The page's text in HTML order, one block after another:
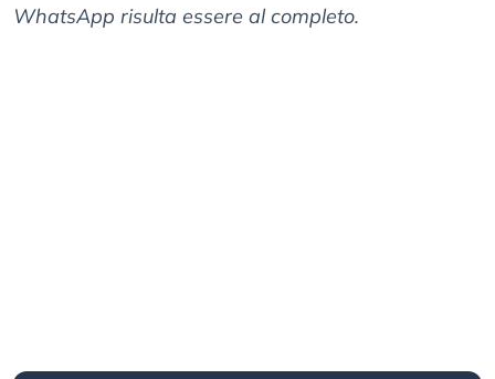
WhatsApp risulta essere al completo.